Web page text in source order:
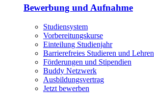
Bewerbung und Aufnahme
Studiensystem
Vorbereitungskurse
Einteilung Studienjahr
Barrierefreies Studieren und Lehren
Förderungen und Stipendien
Buddy Netzwerk
Ausbildungsvertrag
Jetzt bewerben